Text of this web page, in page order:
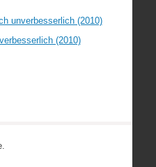
unverbesserlich (2010)
(2010)